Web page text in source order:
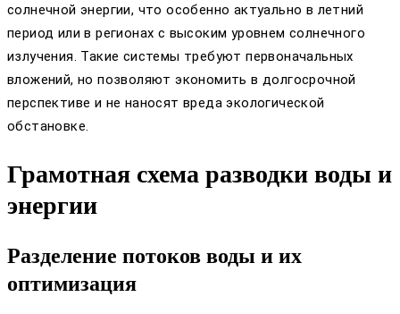
солнечной энергии, что особенно актуально в летний
период или в регионах с высоким уровнем солнечного
излучения. Такие системы требуют первоначальных
вложений, но позволяют экономить в долгосрочной
перспективе и не наносят вреда экологической
обстановке.
Грамотная схема разводки воды и
энергии
Разделение потоков воды и их
оптимизация